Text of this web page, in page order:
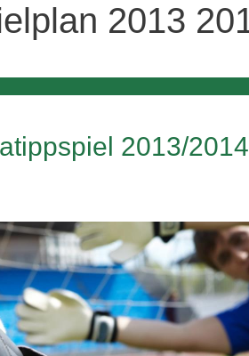
2013
2013/